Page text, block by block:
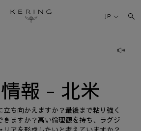
JP
報 - 北米
立ち向かえますか？最後まで粘り強く
きますか？高い倫理観を持ち、ラグジ